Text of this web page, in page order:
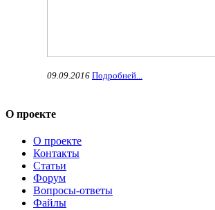
09.09.2016 Подробней...
О проекте
О проекте
Контакты
Статьи
Форум
Вопросы-ответы
Файлы